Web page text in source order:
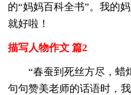
的“妈妈百科全书”。我的
就好啦！
描写人物作文 篇2
“春蚕到死丝方尽，蜡
句句赞美老师的话语时，